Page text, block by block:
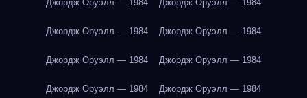
Джордж Оруэлл — 1984 Джордж Оруэлл — 1984
Джордж Оруэлл — 1984 Джордж Оруэлл — 1984
Джордж Оруэлл — 1984 Джордж Оруэлл — 1984
Джордж Оруэлл — 1984 Джордж Оруэлл — 1984